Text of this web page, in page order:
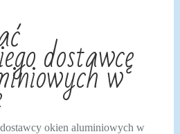
dostawcę
w
okien aluminiowych w